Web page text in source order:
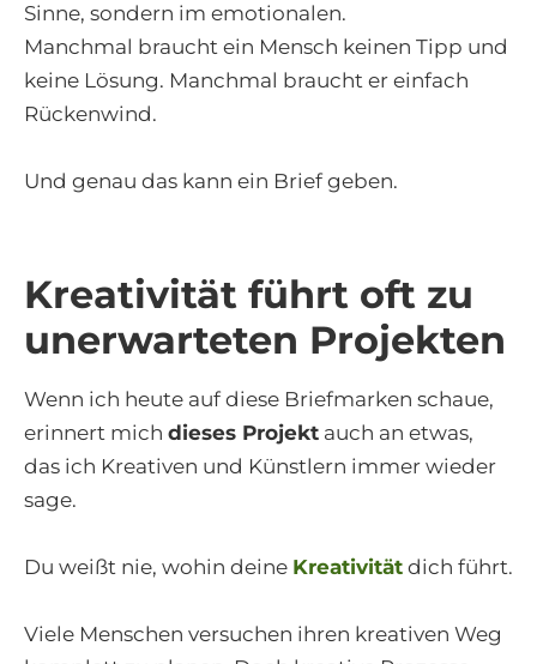
Sinne, sondern im emotionalen.
Manchmal braucht ein Mensch keinen Tipp und
keine Lösung. Manchmal braucht er einfach
Rückenwind.
Und genau das kann ein Brief geben.
Kreativität führt oft zu
unerwarteten Projekten
Wenn ich heute auf diese Briefmarken schaue,
erinnert mich dieses Projekt auch an etwas,
das ich Kreativen und Künstlern immer wieder
sage.
Du weißt nie, wohin deine Kreativität dich führt.
Viele Menschen versuchen ihren kreativen Weg